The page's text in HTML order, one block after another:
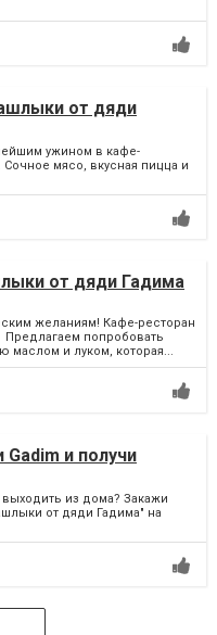
от дяди
ужином в кафе-
мясо, вкусная пицца и
от дяди Гадима
желаниям! Кафе-ресторан
попробовать
маслом и луком, которая...
и получи
из дома? Закажи
от дяди Гадима" на